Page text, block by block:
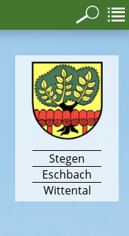
Stegen
Eschbach
Wittental